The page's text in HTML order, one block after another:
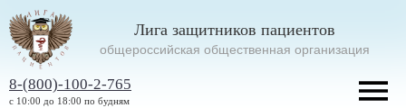
Лига защитников пациентов
oбщероссийская общественная организация
8-(800)-100-2-765
с 10:00 до 18:00 по будням